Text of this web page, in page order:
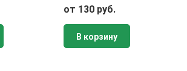
от 130 руб.
В корзину